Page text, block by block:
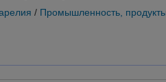
/ Промышленность,